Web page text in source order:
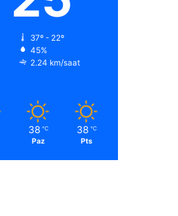
37º - 22º
45%
2.24 km/saat
38 ℃
Paz
38 ℃
Pts